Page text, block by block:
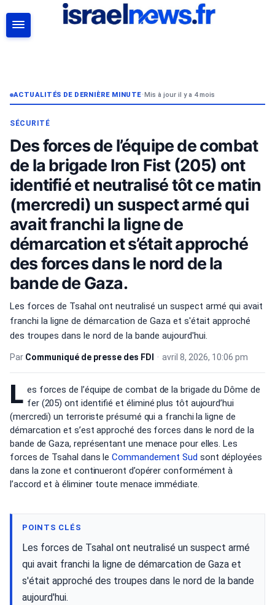
ACTUALITÉS DE DERNIÈRE MINUTE•Mis à jour il y a 4 mois
SÉCURITÉ
Des forces de l’équipe de combat
de la brigade Iron Fist (205) ont
identifié et neutralisé tôt ce matin
(mercredi) un suspect armé qui
avait franchi la ligne de
démarcation et s’était approché
des forces dans le nord de la
bande de Gaza.
Les forces de Tsahal ont neutralisé un suspect armé qui avait
franchi la ligne de démarcation de Gaza et s'était approché
des troupes dans le nord de la bande aujourd'hui.
Par Communiqué de presse des FDI • avril 8, 2026, 10:06 pm
L es forces de l’équipe de combat de la brigade du Dôme de
fer (205) ont identifié et éliminé plus tôt aujourd’hui
(mercredi) un terroriste présumé qui a franchi la ligne de
démarcation et s’est approché des forces dans le nord de la
bande de Gaza, représentant une menace pour elles. Les
forces de Tsahal dans leCommandement Sud sont déployées
dans la zone et continueront d’opérer conformément à
l’accord et à éliminer toute menace immédiate.
POINTS CLÉS
Les forces de Tsahal ont neutralisé un suspect armé
qui avait franchi la ligne de démarcation de Gaza et
s'était approché des troupes dans le nord de la bande
aujourd'hui.